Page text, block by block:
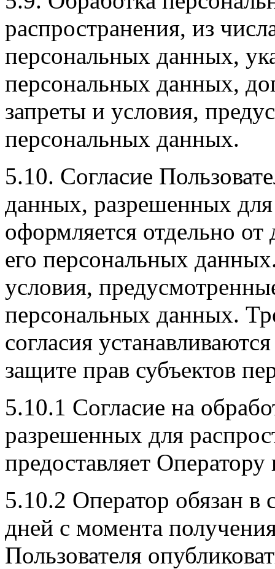
распространения, из
персональных данных,
персональных данных,
запреты и условия,
персональных данных.
5.10. Согласие
данных, разрешенных
оформляется отдельно от
его персональных
условия,
персональных данных.
согласия
защите прав субъектов
5.10.1 Согласие на
разрешенных для
предоставляет
5.10.2 Оператор обязан в
дней с момента
Пользователя